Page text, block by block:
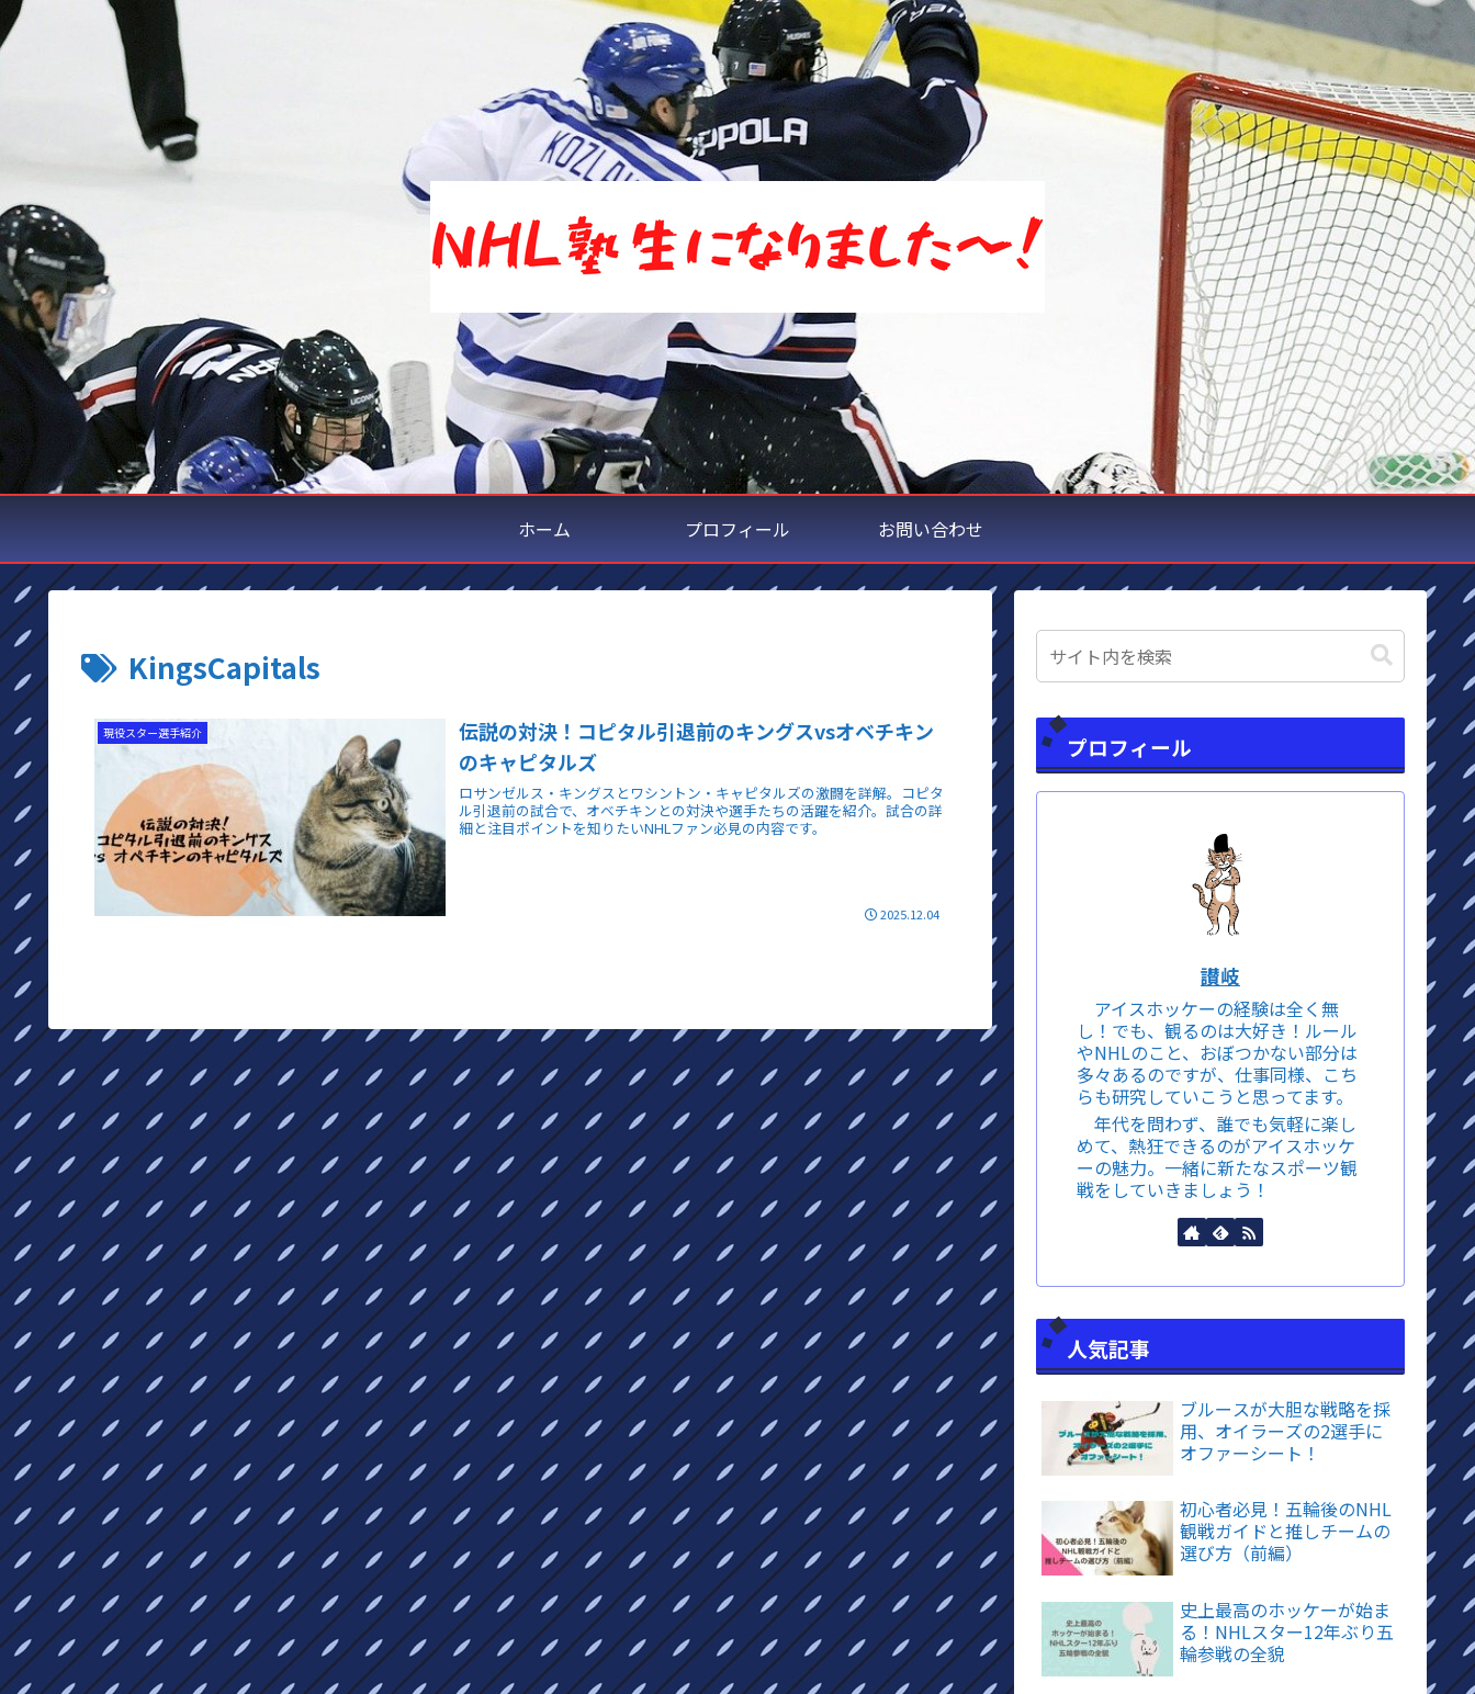
ホーム プロフィール お問い合わせ
KingsCapitals
現役スター選手紹介
伝説の対決！コピタル引退前のキングスvsオベチキン
のキャピタルズ
ロサンゼルス・キングスとワシントン・キャピタルズの激闘を詳解。コピタ
ル引退前の試合で、オベチキンとの対決や選手たちの活躍を紹介。試合の詳
細と注目ポイントを知りたいNHLファン必見の内容です。
2025.12.04
プロフィール
讃岐
アイスホッケーの経験は全く無
し！でも、観るのは大好き！ルール
やNHLのこと、おぼつかない部分は
多々あるのですが、仕事同様、こち
らも研究していこうと思ってます。
年代を問わず、誰でも気軽に楽し
めて、熱狂できるのがアイスホッケ
ーの魅力。一緒に新たなスポーツ観
戦をしていきましょう！
人気記事
ブルースが大胆な戦略を採
用、オイラーズの2選手に
オファーシート！
初心者必見！五輪後のNHL
観戦ガイドと推しチームの
選び方（前編）
史上最高のホッケーが始ま
る！NHLスター12年ぶり五
輪参戦の全貌